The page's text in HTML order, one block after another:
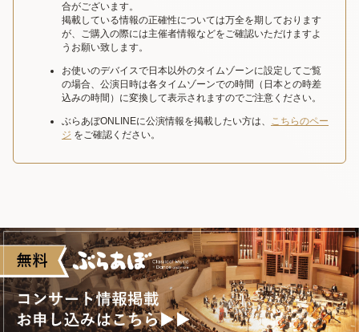
合がございます。
掲載している情報の正確性については万全を期しております
が、ご購入の際には主催者情報などをご確認いただけますよ
うお願い致します。
お使いのデバイスで日本以外のタイムゾーンに設定してご覧
の場合、公演日時は各タイムゾーンでの時間（日本との時差
込みの時間）に変換して表示されますのでご注意ください。
ぶらあぼONLINEに公演情報を掲載したい方は、 こちらのペー
ジ をご確認ください。